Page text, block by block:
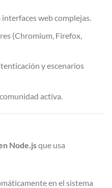
web complejas.
(Chromium, Firefox,
y escenarios
activa.
Node.jsque usa
en el sistema